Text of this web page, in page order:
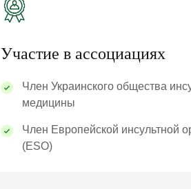
Участие в ассоциациях
Член Украинского общества
медицины
Член Европейской инсультной
(ESO)